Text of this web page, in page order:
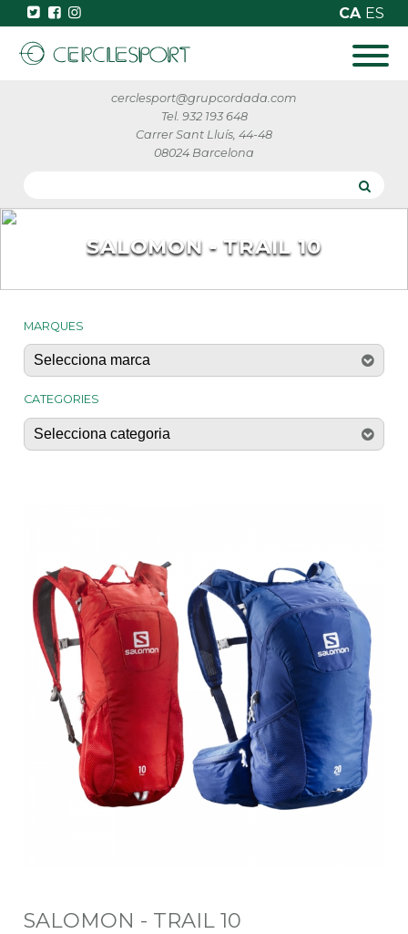
CA ES
cerclesport@grupcordada.com
Tel. 932 193 648
Carrer Sant Lluís, 44-48
08024 Barcelona
SALOMON - TRAIL 10
MARQUES
CATEGORIES
SALOMON - TRAIL 10